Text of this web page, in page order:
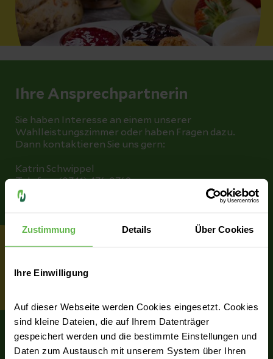
Zustimmung Details Über Cookies
Ihre Einwilligung
Auf dieser Webseite werden Cookies eingesetzt. Cookies
sind kleine Dateien, die auf Ihrem Datenträger
gespeichert werden und die bestimmte Einstellungen und
Daten zum Austausch mit unserem System über Ihren
Ihre Ansprechpartnerin
Sie haben Interesse an einem unserer
Wahlleistungszimmer oder haben Fragen dazu.
Dann kontaktieren Sie uns gern:
Katrin Schwippel
Telefon: (0741) 476-2769
E-Mail: katrin.schwippel@helios-gesundheit.de